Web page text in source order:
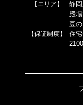
【エリア】
静
殿
豆
【保証制度】
住